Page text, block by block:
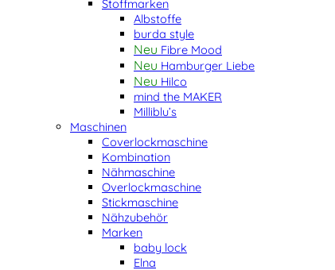
Stoffmarken
Albstoffe
burda style
Fibre Mood
Hamburger Liebe
Hilco
mind the MAKER
Milliblu’s
Maschinen
Coverlockmaschine
Kombination
Nähmaschine
Overlockmaschine
Stickmaschine
Nähzubehör
Marken
baby lock
Elna